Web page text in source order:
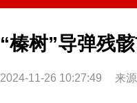
“榛树”导弹残
2024-11-26 10:27:49 来源